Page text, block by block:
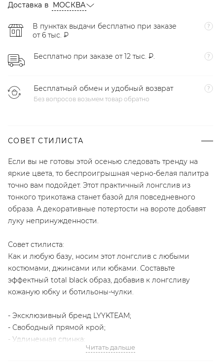
Доставка в МОСКВА
В пунктах выдачи бесплатно при заказе
от 6 тыс. ₽
Бесплатно при заказе от 12 тыс. ₽.
Бесплатный обмен и удобный возврат
Без вопросов возьмем товар обратно
СОВЕТ СТИЛИСТА
Если вы не готовы этой осенью следовать тренду на
яркие цвета, то беспроигрышная черно-белая палитра
точно вам подойдет. Этот практичный лонгслив из
тонкого трикотажа станет базой для повседневного
образа. А декоративные потертости на вороте добавят
луку непринужденности.
Совет стилиста:
Как и любую базу, носим этот лонгслив с любыми
костюмами, джинсами или юбками. Составьте
эффектный total black образ, добавив к лонгсливу
кожаную юбку и ботильоны-чулки.
- Эксклюзивный бренд LYYKTEAM;
- Свободный прямой крой;
- Удлиненная спинка;
- Небольшие разрезы по бокам;
Читать дальше